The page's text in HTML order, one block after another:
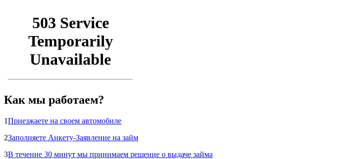
Как мы работаем?
1Приезжаете на своем автомобиле
2Заполняете Анкету-Заявление на займ
3В течение 30 минут мы принимаем решение о выдаче займа